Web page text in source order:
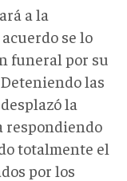
a la
se lo
funeral por su
las
la
respondiendo
totalmente el
por los